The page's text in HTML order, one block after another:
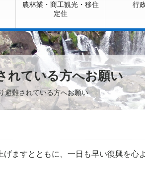
農林業・商工観光・移住
定住
行
れている方へお願い
避難されている方へお願い
ますとともに、一日も早い復興を心